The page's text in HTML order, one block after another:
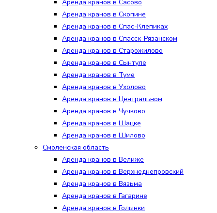
Аренда кранов в Сасово
Аренда кранов в Скопине
Аренда кранов в Спас-Клепиках
Аренда кранов в Спасск-Рязанском
Аренда кранов в Старожилово
Аренда кранов в Сынтуле
Аренда кранов в Туме
Аренда кранов в Ухолово
Аренда кранов в Центральном
Аренда кранов в Чучково
Аренда кранов в Шацке
Аренда кранов в Шилово
Смоленская область
Аренда кранов в Велиже
Аренда кранов в Верхнеднепровский
Аренда кранов в Вязьма
Аренда кранов в Гагарине
Аренда кранов в Голынки